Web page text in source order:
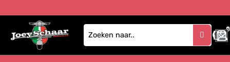
0
1